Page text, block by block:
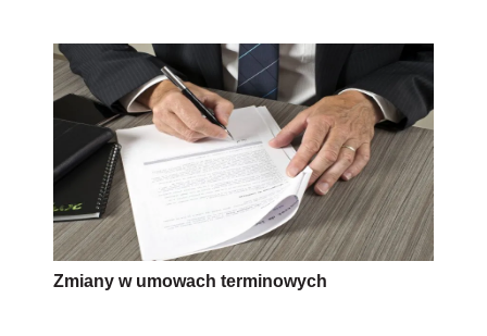
Zmiany w umowach terminowych